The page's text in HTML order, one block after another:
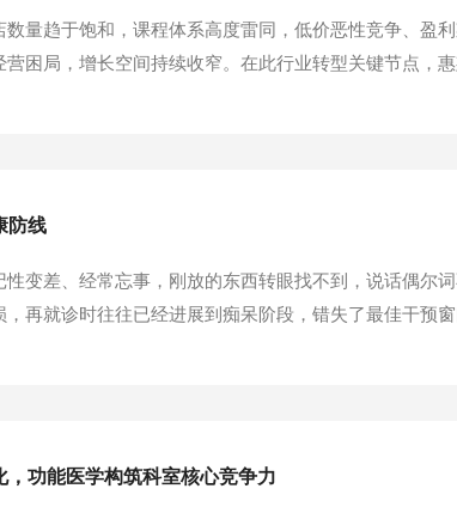
量趋于饱和，课程体系高度雷同，低价恶性竞争、盈
困局，增长空间持续收窄。在此行业转型关键节点，
防线
变差、经常忘事，刚放的东西转眼找不到，说话偶尔
再就诊时往往已经进展到痴呆阶段，错失了最佳干预
功能医学构筑科室核心竞争力